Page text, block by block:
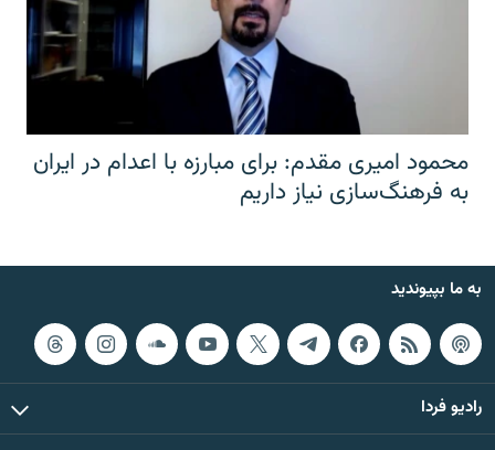
محمود امیری مقدم: برای مبارزه با اعدام در ایران
به فرهنگ‌سازی نیاز داریم
به ما بپیوندید
رادیو فردا